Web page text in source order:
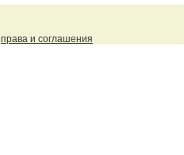
права и соглашения